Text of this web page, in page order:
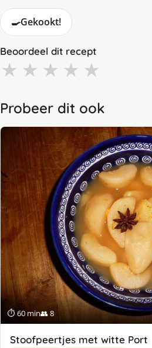
🍳Gekookt!
Beoordeel dit recept
★ ★ ★ ★ ★
Probeer dit ook
⏱ 60 min👥 8
Stoofpeertjes met witte Port